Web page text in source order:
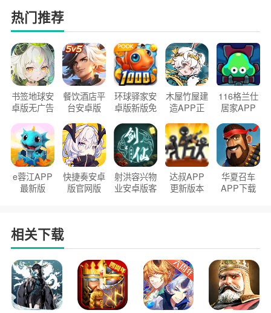
热门推荐
书签地球安
卓版无广告
餐饮酒店平
台安卓版
环球驿家安
卓版新版免
木屋竹屋建
造APP正
116格兰仕
居家APP
e蓉江APP
最新版
快捷奏安卓
版官网版
射洪容兴物
业安卓版客
达叔APP
更新版本
华夏召车
APP下载
相关下载